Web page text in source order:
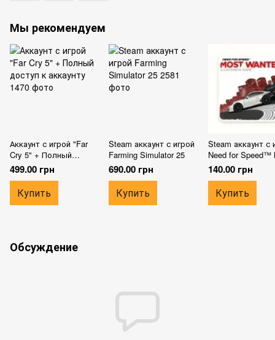
Мы рекомендуем
Аккаунт с игрой "Far
Cry 5" + Полный
доступ к аккаунту
499.00 грн
Купить
Steam аккаунт с игрой
Farming Simulator 25
690.00 грн
Купить
Steam аккаунт с
Need for Speed™
Wanted
140.00 грн
Купить
Обсуждение